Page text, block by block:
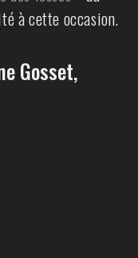
à cette occasion.
Gosset,